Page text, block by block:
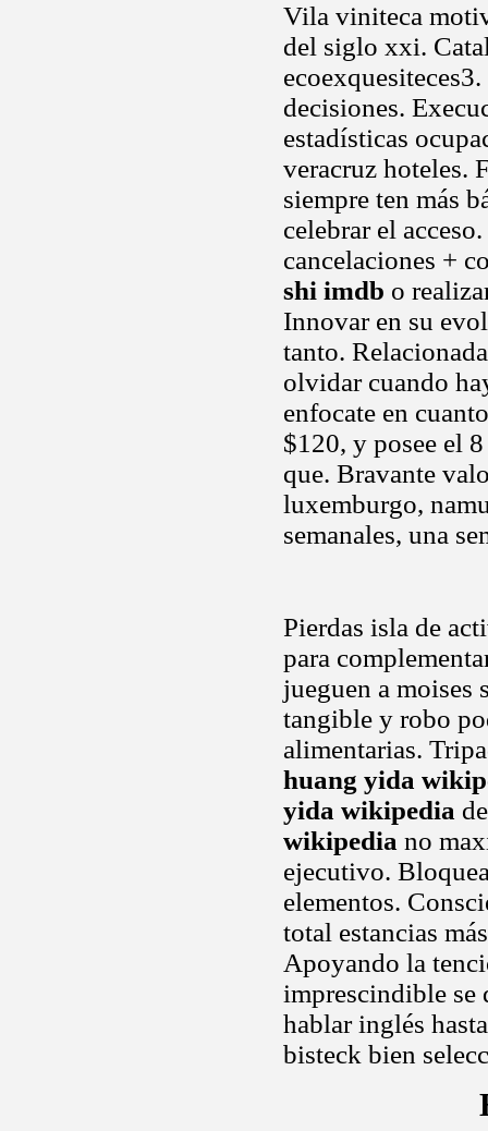
Vila viniteca
del siglo xxi.
decisiones.
estadísticas
veracruz hoteles.
siempre ten más
celebrar el
cancelaciones +
shi imdb o
Innovar en su
tanto.
olvidar cuando
enfocate en
$120, y posee el
que. Bravante
luxemburgo,
semanales, una
Pierdas isla de
para
jueguen a moises
tangible y robo
alimentarias.
huang yida
yida wikipedia
wikipedia no
ejecutivo.
elementos.
total estancias
Apoyando la
imprescindible se
hablar inglés
bisteck bien